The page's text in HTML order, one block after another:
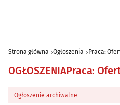
Strona główna Ogłoszenia Praca:
OGŁOSZENIAPraca:
Ogłoszenie archiwalne